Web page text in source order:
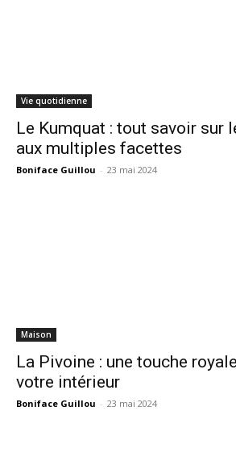
Vie quotidienne
Le Kumquat : tout savoir sur
aux multiples facettes
Boniface Guillou - 23 mai 2024
Maison
La Pivoine : une touche
votre intérieur
Boniface Guillou - 23 mai 2024